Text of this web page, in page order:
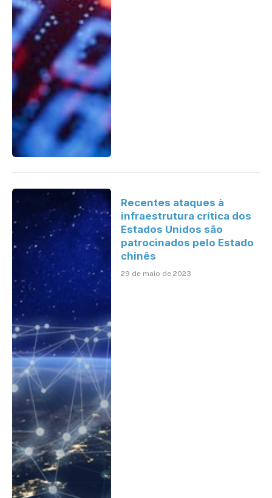
Recentes ataques à
infraestrutura crítica dos
Estados Unidos são
patrocinados pelo Estado
chinês
29 de maio de 2023